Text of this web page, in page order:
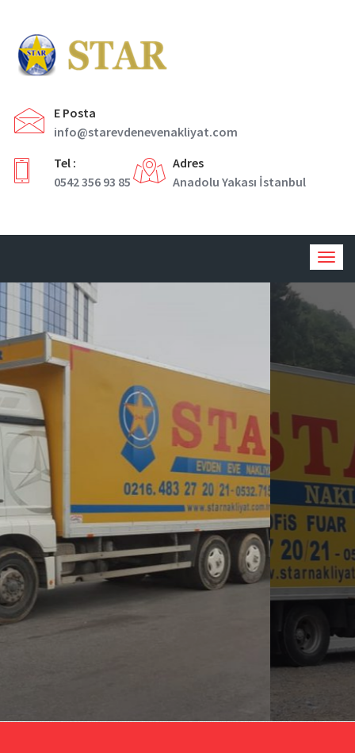
E Posta
info@starevdenevenakliyat.com
Tel :
0542 356 93 85
Adres
Anadolu Yakası İstanbul
DETAYLI BILGI